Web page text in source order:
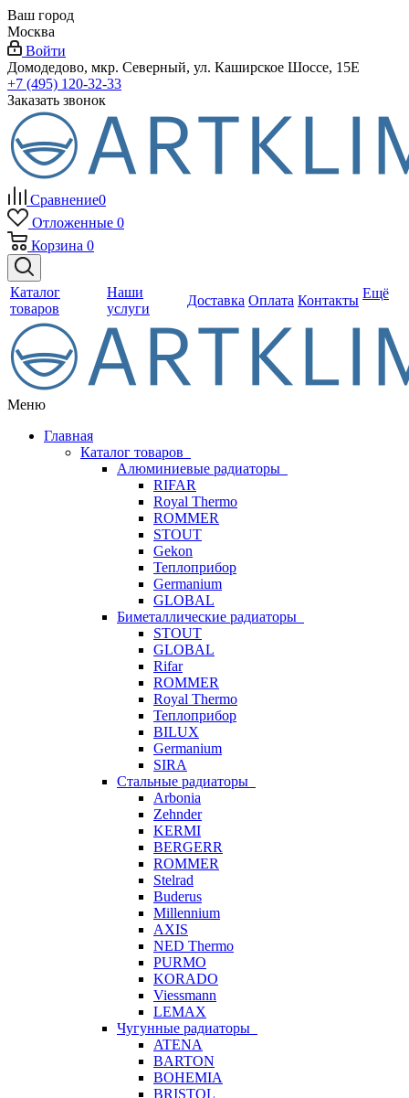
Ваш город
Москва
Войти
Домодедово, мкр. Северный, ул. Каширское Шоссе, 15Е
+7 (495) 120-32-33
Заказать звонок
Сравнение0
Отложенные 0
Корзина 0
Каталог
товаров
Наши
услуги
Доставка Оплата Контакты Ещё
Меню
Главная
Каталог товаров
Алюминиевые радиаторы
RIFAR
Royal Thermo
ROMMER
STOUT
Gekon
Теплоприбор
Germanium
GLOBAL
Биметаллические радиаторы
STOUT
GLOBAL
Rifar
ROMMER
Royal Thermo
Теплоприбор
BILUX
Germanium
SIRA
Стальные радиаторы
Arbonia
Zehnder
KERMI
BERGERR
ROMMER
Stelrad
Buderus
Millennium
AXIS
NED Thermo
PURMO
KORADO
Viessmann
LEMAX
Чугунные радиаторы
ATENA
BARTON
BOHEMIA
BRISTOL